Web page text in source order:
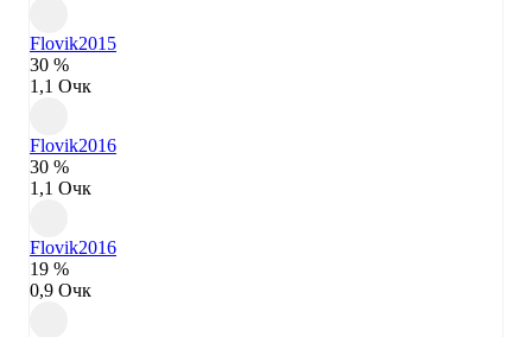
Flovik2015
30 %
1,1 Очк
Flovik2016
30 %
1,1 Очк
Flovik2016
19 %
0,9 Очк